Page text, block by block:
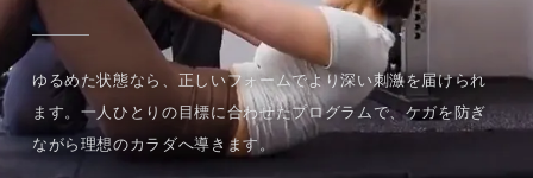
ゆるめた状態なら、正しいフォームでより深い刺激を届けられ
ます。一人ひとりの目標に合わせたプログラムで、ケガを防ぎ
ながら理想のカラダへ導きます。